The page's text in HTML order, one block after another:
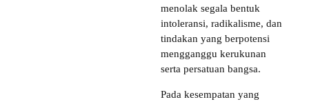
menolak segala bentuk
intoleransi, radikalisme, dan
tindakan yang berpotensi
mengganggu kerukunan
serta persatuan bangsa.
Pada kesempatan yang